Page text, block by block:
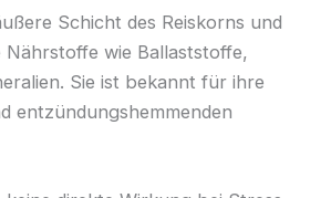
Schicht des Reiskorns und
wie Ballaststoffe,
Sie ist bekannt für ihre
entzündungshemmenden